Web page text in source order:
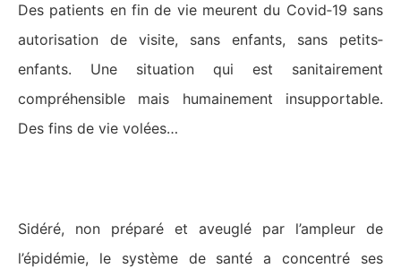
Des patients en fin de vie meurent du Covid‑19 sans
autorisation de visite, sans enfants, sans petits‑
enfants. Une situation qui est sanitairement
compréhensible mais humainement insupportable.
Des fins de vie volées…
Sidéré, non préparé et aveuglé par l’ampleur de
l’épidémie, le système de santé a concentré ses